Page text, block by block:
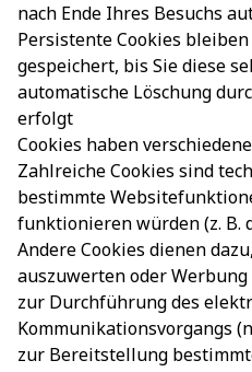
nach Ende Ihres Besuchs
Persistente Cookies
gespeichert, bis Sie diese
automatische Löschung
erfolgt
Cookies haben
Zahlreiche Cookies sind
bestimmte
funktionieren würden (z. B.
Andere Cookies dienen
auszuwerten oder Werbung
zur Durchführung des
Kommunikationsvorgangs
zur Bereitstellung